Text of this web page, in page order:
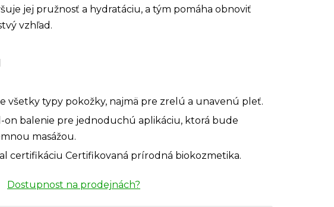
jej pružnosť a hydratáciu, a tým pomáha obnoviť
vzhľad.
všetky typy pokožky, najmä pre zrelú a unavenú pleť.
on balenie pre jednoduchú aplikáciu, ktorá bude
masážou.
certifikáciu Certifikovaná prírodná biokozmetika.
Dostupnost na prodejnách?